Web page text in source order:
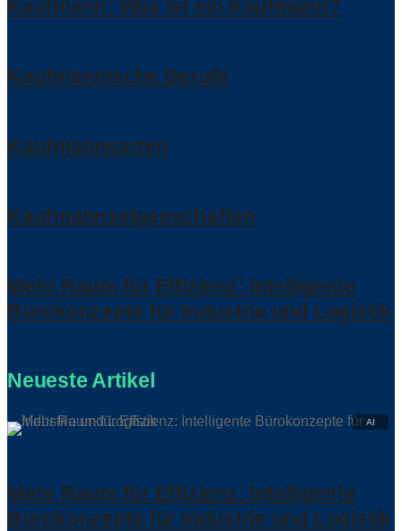
Kaufmann: Was ist ein Kaufmann?
Kaufmännische Berufe
Kaufmannsarten
Kaufmannseigenschaften
Mehr Raum für Effizienz: Intelligente
Bürokonzepte für Industrie und Logistik
Neueste Artikel
Mehr Raum für Effizienz: Intelligente
Bürokonzepte für Industrie und Logistik